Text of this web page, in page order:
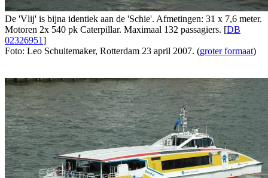
De 'Vlij' is bijna identiek aan de 'Schie'. Afmetingen: 31 x 7,6 meter.
Motoren 2x 540 pk Caterpillar. Maximaal 132 passagiers. [DB
02326951]
Foto: Leo Schuitemaker, Rotterdam 23 april 2007. (groter formaat)